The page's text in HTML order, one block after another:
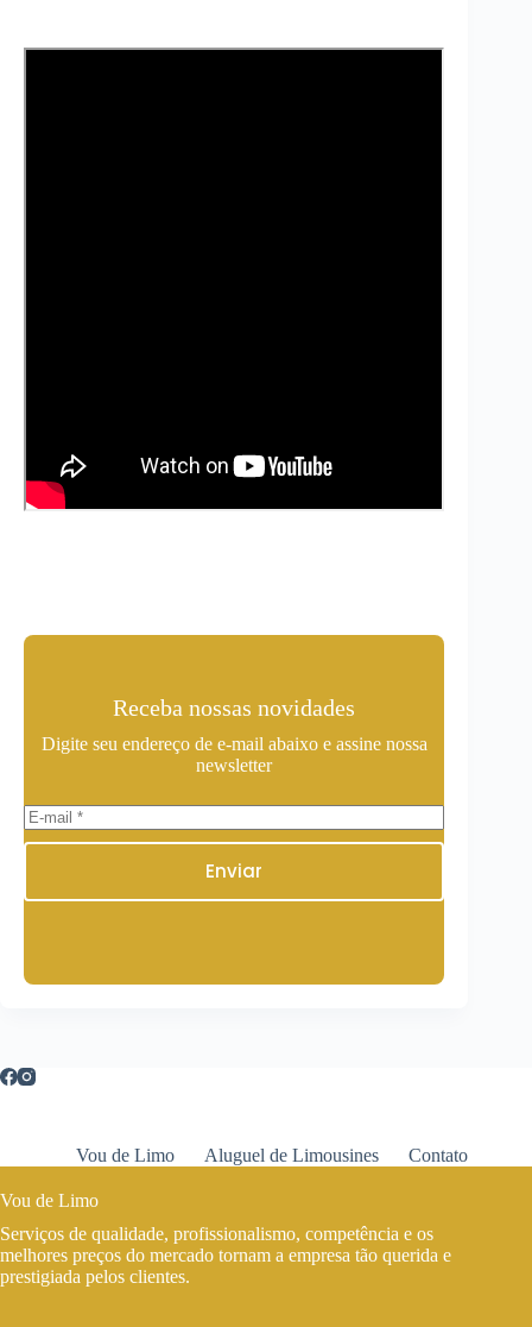
Receba nossas novidades
Digite seu endereço de e-mail abaixo e assine nossa
newsletter
Enviar
Vou de Limo Aluguel de Limousines Contato
Vou de Limo
Serviços de qualidade, profissionalismo, competência e os
melhores preços do mercado tornam a empresa tão querida e
prestigiada pelos clientes.